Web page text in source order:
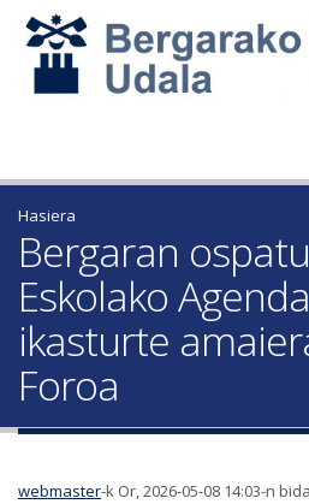
Hasiera
Bergaran
Eskolako
ikasturte
Foroa
webmaster-k Or, 2026-05-08 14:03-n